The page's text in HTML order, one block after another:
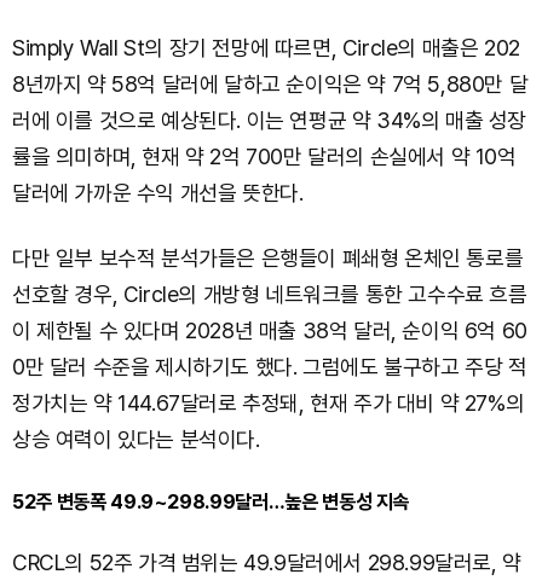
Simply Wall St의 장기 전망에 따르면, Circle의 매출은 202
8년까지 약 58억 달러에 달하고 순이익은 약 7억 5,880만 달
러에 이를 것으로 예상된다. 이는 연평균 약 34%의 매출 성장
률을 의미하며, 현재 약 2억 700만 달러의 손실에서 약 10억
달러에 가까운 수익 개선을 뜻한다.
다만 일부 보수적 분석가들은 은행들이 폐쇄형 온체인 통로를
선호할 경우, Circle의 개방형 네트워크를 통한 고수수료 흐름
이 제한될 수 있다며 2028년 매출 38억 달러, 순이익 6억 60
0만 달러 수준을 제시하기도 했다. 그럼에도 불구하고 주당 적
정가치는 약 144.67달러로 추정돼, 현재 주가 대비 약 27%의
상승 여력이 있다는 분석이다.
52주 변동폭 49.9~298.99달러…높은 변동성 지속
CRCL의 52주 가격 범위는 49.9달러에서 298.99달러로, 약